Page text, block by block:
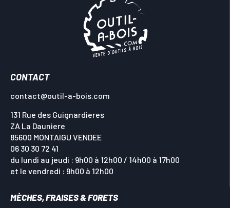
CONTACT
contact@outil-a-bois.com
131 Rue des Guignardieres
ZA La Dauniere
85600 MONTAIGU VENDEE
06 30 30 72 41
du lundi au jeudi : 9h00 à 12h00 / 14h00 à 17h00
et le vendredi : 9h00 à 12h00
MÈCHES, FRAISES & FORETS